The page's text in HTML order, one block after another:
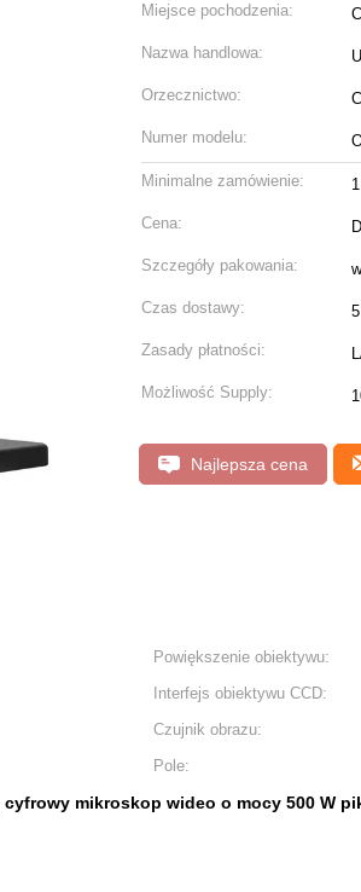
Miejsce pochodzenia:
Nazwa handlowa:
Orzecznictwo:
Numer modelu:
Minimalne zamówienie: 1
Cena:
Szczegóły pakowania:
Czas dostawy:
Zasady płatności:
Możliwość Supply:
Najlepsza cena
Powiększenie obiektywu:
Interfejs obiektywu CCD:
Czujnik obrazu:
Pole:
cyfrowy mikroskop wideo o mocy 500 W